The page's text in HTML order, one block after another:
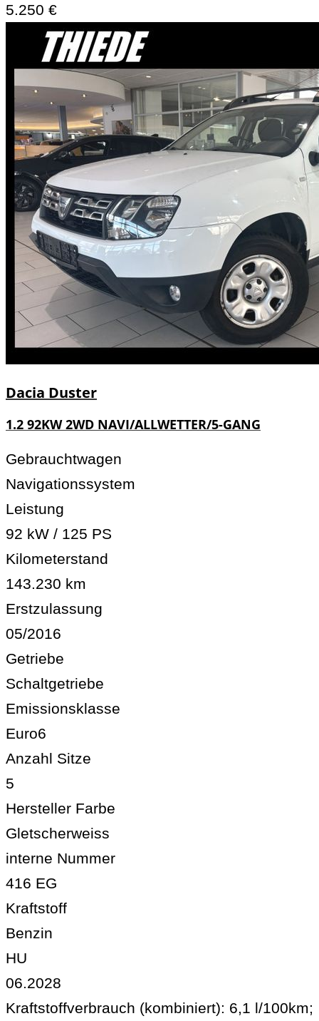
5.250 €
Dacia Duster
1.2 92KW 2WD NAVI/ALLWETTER/5-GANG
Gebrauchtwagen
Navigationssystem
Leistung
92 kW / 125 PS
Kilometerstand
143.230 km
Erstzulassung
05/2016
Getriebe
Schaltgetriebe
Emissionsklasse
Euro6
Anzahl Sitze
5
Hersteller Farbe
Gletscherweiss
interne Nummer
416 EG
Kraftstoff
Benzin
HU
06.2028
Kraftstoffverbrauch (kombiniert): 6,1 l/100km;